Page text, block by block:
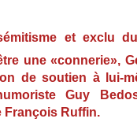
et exclu
une «connerie»,
de soutien à lui-
Guy
François Ruffin.